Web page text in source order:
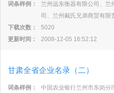
词条样例：
兰州远东衡器有限公司、
司、兰州戴氏兄弟商贸有限
下载次数：
5020
更新时间：
2008-12-05 16:52:12
甘肃全省企业名录（二）
词条样例：
中国农业银行兰州市东岗分